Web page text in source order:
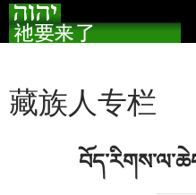
搜
索跳
文
藏族人专栏